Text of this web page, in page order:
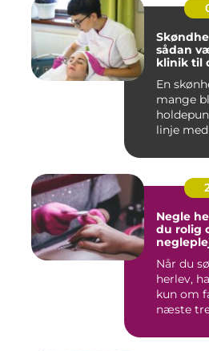
sådan
klinik til
En
mange
linje
Negle herlev
du rolig
Når du
herlev,
kun om
næste